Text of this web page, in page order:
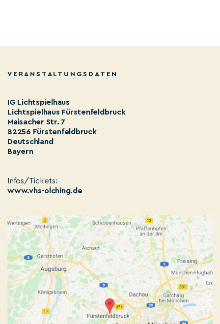
VERANSTALTUNGSDATEN
IG Lichtspielhaus
Lichtspielhaus Fürstenfeldbruck
Maisacher Str. 7
82256 Fürstenfeldbruck
Deutschland
Bayern
Infos/Tickets:
www.vhs-olching.de